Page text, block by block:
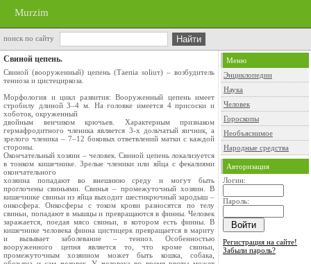
Murzim
поиск по сайту
Свиной цепень.
Свиной (вооруженный) цепень (Таепiа sоliuт) – возбудитель
тениоза и цистециркоза.
Морфология и цикл развития: Вооруженный цепень имеет
стробилу длиной 3–4 м. На головке имеется 4 присоски и
хоботок, окруженный
двойным венчиком крючьев. Характерным признаком
гермафродитного членика является 3-х дольчатый яичник, а
зрелого членика – 7–12 боковых ответвлений матки с каждой
стороны.
Окончательный хозяин – человек. Свиной цепень локализуется
в тонком кишечнике. Зрелые членики или яйца с фекалиями
окончательного
хозяина попадают во внешнюю среду и могут быть
проглочены свиньями. Свинья – промежуточный хозяин. В
кишечнике свиньи из яйца выходит шестикрючный зародыш –
онкосфера. Онкосферы с током крови разносятся по телу
свиньи, попадают в мышцы и превращаются в финны. Человек
заражается, поедая мясо свиньи, в котором есть финны. В
кишечнике человека финна цистицерк превращается в мариту
и вызывает заболевание – тениоз. Особенностью
вооруженного цепня является то, что кроме свиньи,
промежуточным хозяином может быть кошка, собака,
Меню
Энциклопедии
Наука
Человек
Гороскопы
Необъяснимое
Народные средства
Авторизация
Логин:
Пароль:
Регистрация на сайте!
Забыли пароль?